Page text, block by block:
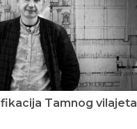
Tamnog vilajeta